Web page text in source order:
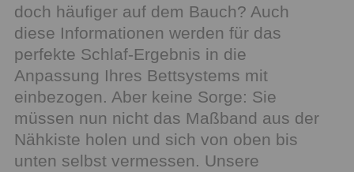
doch häufiger auf dem Bauch? Auch
diese Informationen werden für das
perfekte Schlaf-Ergebnis in die
Anpassung Ihres Bettsystems mit
einbezogen. Aber keine Sorge: Sie
müssen nun nicht das Maßband aus der
Nähkiste holen und sich von oben bis
unten selbst vermessen. Unsere